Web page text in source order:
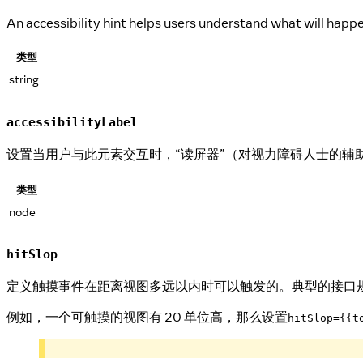
An accessibility hint helps users understand what will
类型
string
accessibilityLabel
设置当用户与此元素交互时，“读屏器”（对视力障碍人士的
类型
node
hitSlop
定义触摸事件在距离视图多远以内时可以触发的。典型的接
例如，一个可触摸的视图有 20 单位高，那么设置